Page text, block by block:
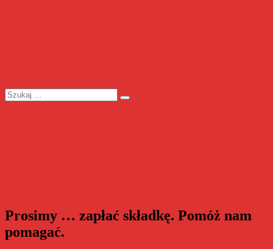
Szukaj:
Szukaj
Prosimy … zapłać składkę. Pomóż nam
pomagać.